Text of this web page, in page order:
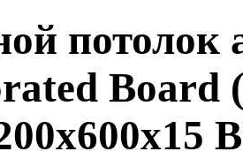
потолок